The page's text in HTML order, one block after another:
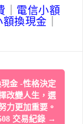
電信小額
額換現金
金 -性格決定
改變人生，選
力更加重要。
交易紀錄 →